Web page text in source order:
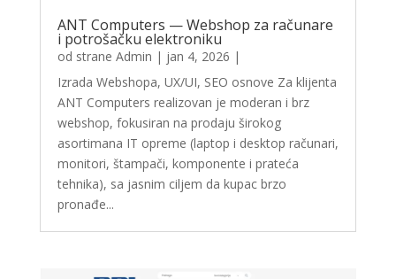
ANT Computers — Webshop za računare
i potrošačku elektroniku
od strane Admin | jan 4, 2026 |
Izrada Webshopa, UX/UI, SEO osnove Za klijenta
ANT Computers realizovan je moderan i brz
webshop, fokusiran na prodaju širokog
asortimana IT opreme (laptop i desktop računari,
monitori, štampači, komponente i prateća
tehnika), sa jasnim ciljem da kupac brzo
pronađe...